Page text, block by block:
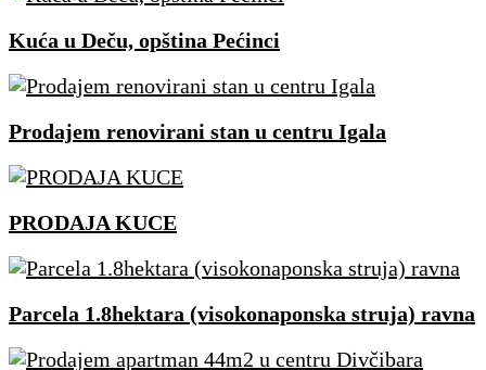
Kuća u Deču, opština Pećinci
Prodajem renovirani stan u centru Igala
PRODAJA KUCE
Parcela 1.8hektara (visokonaponska struja) ravna